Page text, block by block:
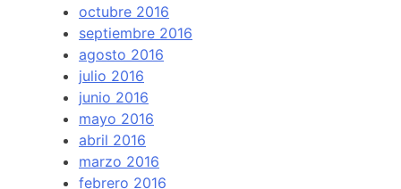
octubre 2016
septiembre 2016
agosto 2016
julio 2016
junio 2016
mayo 2016
abril 2016
marzo 2016
febrero 2016